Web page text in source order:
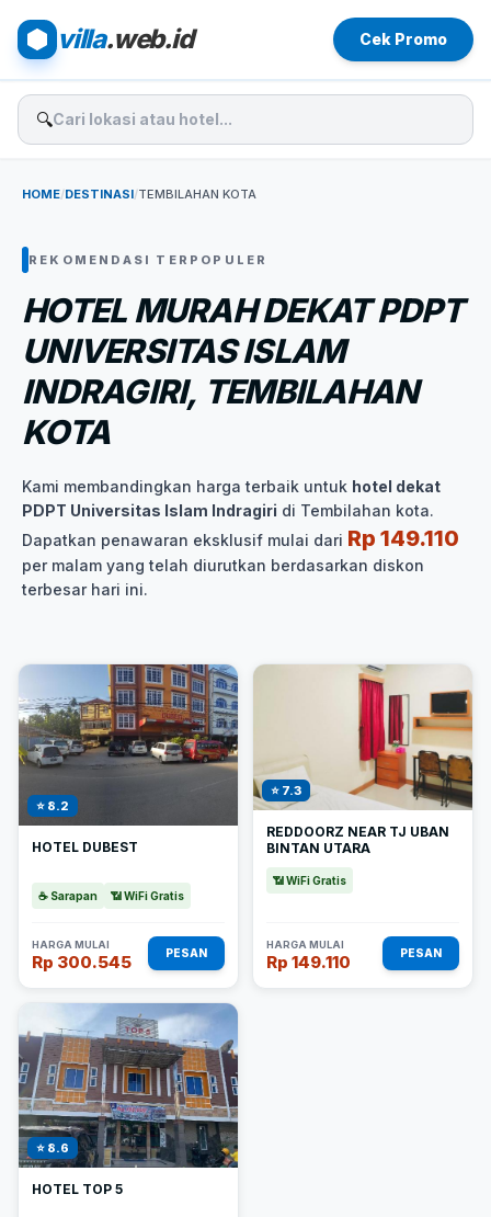
villa.web.id Cek Promo
🔍
HOME/DESTINASI/TEMBILAHAN KOTA
REKOMENDASI TERPOPULER
HOTEL MURAH DEKAT PDPT
UNIVERSITAS ISLAM
INDRAGIRI, TEMBILAHAN
KOTA
Kami membandingkan harga terbaik untuk hotel dekat
PDPT Universitas Islam Indragiri di Tembilahan kota.
Dapatkan penawaran eksklusif mulai dari Rp 149.110
per malam yang telah diurutkan berdasarkan diskon
terbesar hari ini.
⭐ 8.2
HOTEL DUBEST
☕ Sarapan 📶 WiFi Gratis
HARGA MULAI
Rp 300.545 PESAN
⭐ 7.3
REDDOORZ NEAR TJ UBAN
BINTAN UTARA
📶 WiFi Gratis
HARGA MULAI
Rp 149.110 PESAN
⭐ 8.6
HOTEL TOP 5